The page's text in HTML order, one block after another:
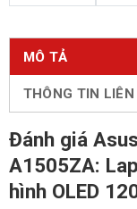
MÔ TẢ
THÔNG TIN LIÊN
Đánh giá
A1505ZA:
hình OLED